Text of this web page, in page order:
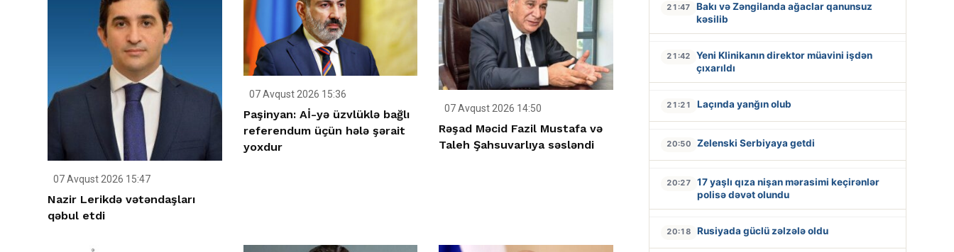
07 Avqust 2026 15:47
Nazir Lerikdə vətəndaşları
qəbul etdi
07 Avqust 2026 15:36
Paşinyan: Aİ-yə üzvlüklə bağlı
referendum üçün hələ şərait
yoxdur
07 Avqust 2026 14:50
Rəşad Məcid Fazil Mustafa və
Taleh Şahsuvarlıya səsləndi
21:47
Bakı və Zəngilanda ağaclar qanunsuz
kəsilib
21:42
Yeni Klinikanın direktor müavini işdən
çıxarıldı
21:21 Laçında yanğın olub
20:50 Zelenski Serbiyaya getdi
20:27
17 yaşlı qıza nişan mərasimi keçirənlər
polisə dəvət olundu
20:18 Rusiyada güclü zəlzələ oldu